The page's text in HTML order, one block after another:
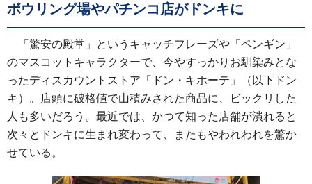
ボウリング場やパチンコ店がドンキに
「驚安の殿堂」というキャッチフレーズや「ペンギン」
のマスコットキャラクターで、今やすっかりお馴染みとな
ったディスカウントストア「ドン・キホーテ」（以下ドン
キ）。店頭に破格値で山積みされた商品に、ビックリした
人も多いだろう。最近では、かつて知った店舗が潰れると
次々とドンキに生まれ変わって、またもやわれわれを驚か
せている。